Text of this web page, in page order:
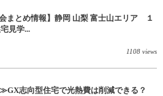
会まとめ情報】静岡 山梨 富士山エリア １
見学...
1108 views
志向型住宅で光熱費は削減できる？